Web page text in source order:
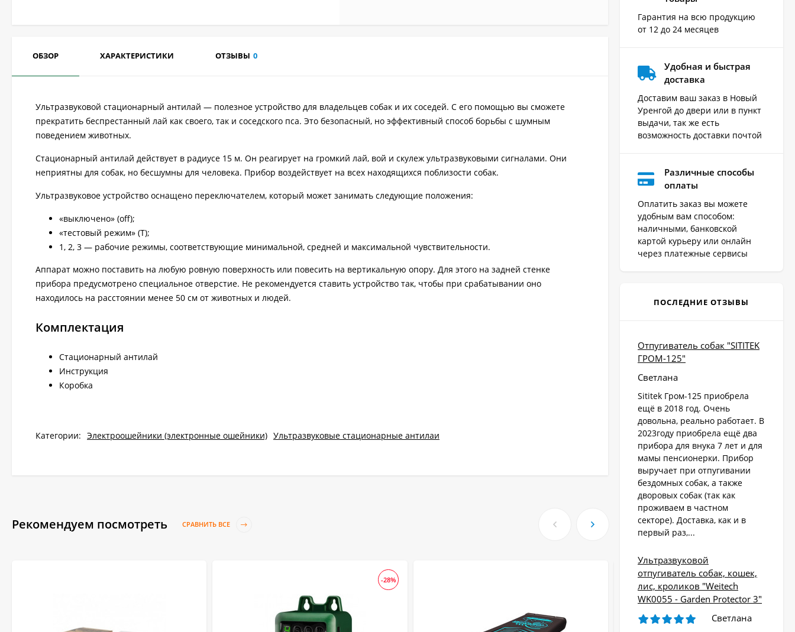
ОБЗОР ХАРАКТЕРИСТИКИ ОТЗЫВЫ 0
Ультразвуковой стационарный антилай — полезное устройство для владельцев собак и их соседей. С его помощью вы сможете
прекратить беспрестанный лай как своего, так и соседского пса. Это безопасный, но эффективный способ борьбы с шумным
поведением животных.
Стационарный антилай действует в радиусе 15 м. Он реагирует на громкий лай, вой и скулеж ультразвуковыми сигналами. Они
неприятны для собак, но бесшумны для человека. Прибор воздействует на всех находящихся поблизости собак.
Ультразвуковое устройство оснащено переключателем, который может занимать следующие положения:
«выключено» (off);
«тестовый режим» (T);
1, 2, 3 — рабочие режимы, соответствующие минимальной, средней и максимальной чувствительности.
Аппарат можно поставить на любую ровную поверхность или повесить на вертикальную опору. Для этого на задней стенке
прибора предусмотрено специальное отверстие. Не рекомендуется ставить устройство так, чтобы при срабатывании оно
находилось на расстоянии менее 50 см от животных и людей.
Комплектация
Стационарный антилай
Инструкция
Коробка
Категории: Электроошейники (электронные ошейники) Ультразвуковые стационарные антилаи
Рекомендуем посмотреть СРАВНИТЬ ВСЕ
-28%
Гарантия на всю продукцию
от 12 до 24 месяцев
Удобная и быстрая
доставка
Доставим ваш заказ в Новый
Уренгой до двери или в пункт
выдачи, так же есть
возможность доставки почтой
Различные способы
оплаты
Оплатить заказ вы можете
удобным вам способом:
наличными, банковской
картой курьеру или онлайн
через платежные сервисы
ПОСЛЕДНИЕ ОТЗЫВЫ
Отпугиватель собак "SITITEK
ГРОМ-125"
Светлана
Sititek Гром-125 приобрела
ещё в 2018 год. Очень
довольна, реально работает. В
2023году приобрела ещё два
прибора для внука 7 лет и для
мамы пенсионерки. Прибор
выручает при отпугивании
бездомных собак, а также
дворовых собак (так как
проживаем в частном
секторе). Доставка, как и в
первый раз,...
Ультразвуковой
отпугиватель собак, кошек,
лис, кроликов "Weitech
WK0055 - Garden Protector 3"
Светлана